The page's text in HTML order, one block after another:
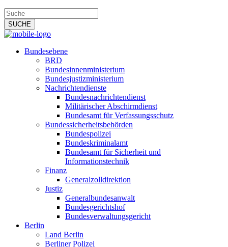
Bundesebene
BRD
Bundesinnenministerium
Bundesjustizministerium
Nachrichtendienste
Bundesnachrichtendienst
Militärischer Abschirmdienst
Bundesamt für Verfassungsschutz
Bundessicherheitsbehörden
Bundespolizei
Bundeskriminalamt
Bundesamt für Sicherheit und
Informationstechnik
Finanz
Generalzolldirektion
Justiz
Generalbundesanwalt
Bundesgerichtshof
Bundesverwaltungsgericht
Berlin
Land Berlin
Berliner Polizei